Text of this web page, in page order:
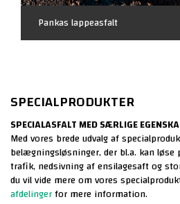
Pankas lappeasfalt
SPECIALPRODUKTER
SPECIALASFALT MED SÆRLIGE
Med vores brede udvalg af
belægningsløsninger, der bl.a. kan løse
trafik, nedsivning af ensilagesaftog
du vil vide mere om vores
afdelingerfor mere information.